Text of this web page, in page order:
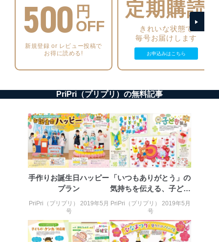
施し、個人情報の漏えい、滅失またはき損の防止及び是
正に努めます。
アクセス制御
個人データを取り扱うことのできる機器及び当該
機器を取り扱う従業者を明確化し、 個人データへ
の不要なアクセスを防止しています。
機器に標準装備されているユーザー制御機能（ユ
ーザーアカウント制御）により、個人情報データ
者を識別・認証しています。
外部からの不正アクセス等の防止
個人データを取り扱う機器等のオペレーティング
システムを最新の状態に保持しています。
個人データを取り扱う機器等にセキュリティ対策
ソフトウェア等を導入し、自動更新 機能等の活用
により、これを最新状態としています。
情報システムの使用に伴う漏洩等の防止
メール等により個人データの含まれるファイルを
送信する場合に、当該ファイルへのパスワードを
設定しています。
500 円
OFF
新規登録 or レビュー投稿で
お得に読める!
定期購読
きれいな状態で
毎号お届けします
お申込みはこちら
PriPri（プリプリ）の無料記事
手作りお誕生日ハッピー
プラン
PriPri（プリプリ） 2019年5月
号
「いつもありがとう」の
気持ちを伝える、子ども
たちからの贈り物
PriPri（プリプリ） 2019年5月
号